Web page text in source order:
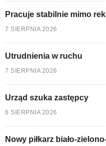
Pracuje stabilnie mimo
7 SIERPNIA 2026
Utrudnienia w ruchu
7 SIERPNIA 2026
Urząd szuka zastępcy
6 SIERPNIA 2026
Nowy piłkarz biało-